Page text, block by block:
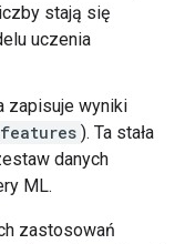
stają się
uczenia
zapisuje wyniki
). Ta stała
danych
ML.
zastosowań